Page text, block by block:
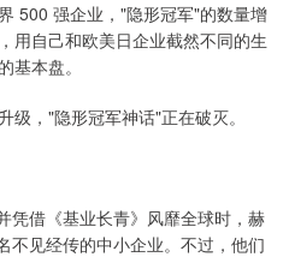
500 强企业，"隐形冠军"的数量增
用自己和欧美日企业截然不同的生
基本盘。
，"隐形冠军神话"正在破灭。
凭借《基业长青》风靡全球时，赫
不见经传的中小企业。不过，他们